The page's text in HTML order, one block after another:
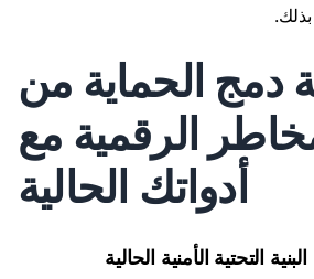
دمج الحماية من
الرقمية مع
أدواتك الحالية